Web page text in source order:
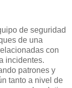
de seguridad
de una
con
incidentes.
patrones y
tanto a nivel de